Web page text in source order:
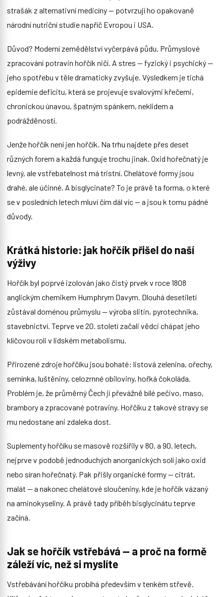
strašák z alternativní medicíny — potvrzují ho opakovaně
národní nutriční studie napříč Evropou i USA.
Důvod? Moderní zemědělství vyčerpává půdu. Průmyslové
zpracování potravin hořčík ničí. A stres — fyzický i psychický —
jeho spotřebu v těle dramaticky zvyšuje. Výsledkem je tichá
epidemie deficitu, která se projevuje svalovými křečemi,
chronickou únavou, špatným spánkem, neklidem a
podrážděností.
Jenže hořčík není jen hořčík. Na trhu najdete přes deset
různých forem a každá funguje trochu jinak. Oxid hořečnatý je
levný, ale vstřebatelnost má tristní. Chelátové formy jsou
drahé, ale účinné. A bisglycinate? To je právě ta forma, o které
se v posledních letech mluví čím dál víc — a jsou k tomu pádné
důvody.
Krátká historie: jak hořčík přišel do naší
výživy
Hořčík byl poprvé izolován jako čistý prvek v roce 1808
anglickým chemikem Humphrym Davym. Dlouhá desetiletí
zůstával doménou průmyslu — výroba slitin, pyrotechnika,
stavebnictví. Teprve ve 20. století začali vědci chápat jeho
klíčovou roli v lidském metabolismu.
Přirozené zdroje hořčíku jsou bohaté: listová zelenina, ořechy,
semínka, luštěniny, celozrnné obiloviny, hořká čokoláda.
Problém je, že průměrný Čech jí převážně bílé pečivo, maso,
brambory a zpracované potraviny. Hořčíku z takové stravy se
mu nedostane ani zdaleka dost.
Suplementy hořčíku se masově rozšířily v 80. a 90. letech,
nejprve v podobě jednoduchých anorganických solí jako oxid
nebo síran hořečnatý. Pak přišly organické formy — citrát,
malát — a nakonec chelátové sloučeniny, kde je hořčík vázaný
na aminokyseliny. A právě tady příběh bisglycinátu teprve
začíná.
Jak se hořčík vstřebává — a proč na formě
záleží víc, než si myslíte
Vstřebávání hořčíku probíhá především v tenkém střevě.